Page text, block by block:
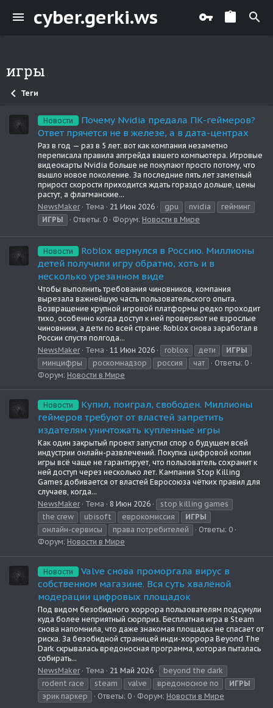
cyber.gerki.ws
игры
Теги
Новости
Почему Nvidia предала ПК-геймеров?
Ответ прячется не в железе, а в дата-центрах
Раз в год — раз в 5 лет: вот как компания незаметно
переписала правила апгрейда вашего компьютера. Игровые
видеокарты Nvidia больше не покупают просто потому, что
вышло новое поколение. За последние пять лет заметный
прирост скорости приходится ждать гораздо дольше, цены
растут, а флагманские...
NewsMaker
Тема 21 Июн 2026 gpu nvidia
гейминг
ИГРЫ
Ответы: 0 Форум: Новости в Мире
Новости
Roblox вернулся в Россию. Миллионы
детей получили игру обратно, хоть и в
несколько урезанном виде
Чтобы выполнить требования чиновников, компания
вырезала важнейшую часть пользовательского опыта.
Возвращение крупной игровой платформы редко проходит
тихо, особенно когда доступ к ней проверяют не взрослые
чиновники, а дети по всей стране: Roblox снова заработал в
России спустя полгода...
NewsMaker
Тема 11 Июн 2026 roblox дети
ИГРЫ
минцифры
роскомнадзор россия чат
Ответы: 0
Форум: Новости в Мире
Новости
Купил, поиграл, свободен. Миллионы
геймеров требуют от властей запретить
издателям уничтожать купленные игры
Как один закрытый проект запустил спор о будущем всей
индустрии онлайн-развлечений. Покупка цифровой копии
игры всё чаще не гарантирует, что пользователь сохранит к
ней доступ через несколько лет. Кампания Stop Killing
Games добивается от властей Евросоюза чётких правил для
случаев, когда...
NewsMaker
Тема 8 Июн 2026
stop killing games
the crew
ubisoft еврокомиссия
ИГРЫ
онлайн-сервисы
права потребителей
Ответы: 0
Форум: Новости в Мире
Новости
Valve снова проморгала вирус в
собственном магазине. Вся суть хвалёной
модерации цифровых площадок
Под видом безобидного хоррора пользователям подсунули
куда более неприятный сюрприз. Бесплатная игра в Steam
снова напомнила, что даже знакомая площадка не спасает от
риска. За безобидной страницей инди-хоррора Beyond The
Dark скрывалась вредоносная программа, которая пыталась
собирать...
NewsMaker
Тема 21 Май 2026
beyond the dark
rodent race
steam valve вредоносное по
ИГРЫ
эрик паркер
Ответы: 0 Форум: Новости в Мире